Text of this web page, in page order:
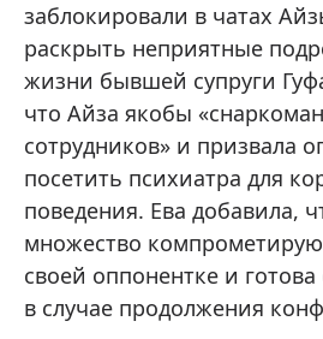
заблокировали в чатах
раскрыть неприятные
жизни бывшей супруги
что Айза якобы
сотрудников» и призвала
посетить психиатра для
поведения. Ева добавила,
множество
своей оппонентке и
в случае продолжения